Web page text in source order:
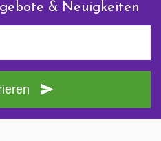
& Neuigkeiten